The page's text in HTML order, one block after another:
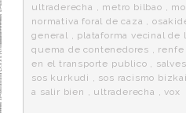
ultraderecha
metro bilbao
normativa foral de caza
,
general
plataforma vecinal de
quema de contenedores
renfe
en el transporte publico
sos kurkudi
sos racismo
a salir bien
ultraderecha ,vox